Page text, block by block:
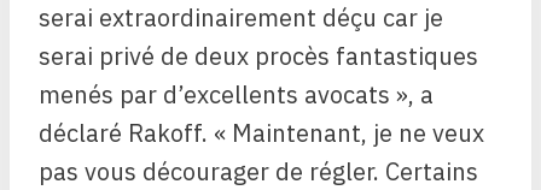
serai extraordinairement déçu car je
serai privé de deux procès fantastiques
menés par d’excellents avocats », a
déclaré Rakoff. « Maintenant, je ne veux
pas vous décourager de régler. Certains